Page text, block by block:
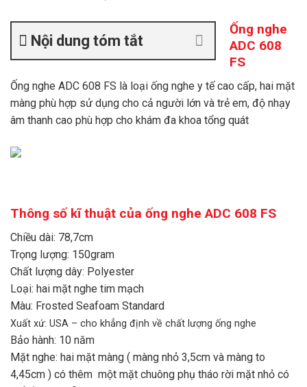
Nội dung tóm tắt
Ống nghe
ADC 608
FS
Ống nghe ADC 608 FS là loại ống nghe y tế cao cấp, hai mặt
màng phù hợp sử dụng cho cả người lớn và trẻ em, độ nhạy
âm thanh cao phù hợp cho khám đa khoa tổng quát
Thông số kĩ thuật của ống nghe ADC 608 FS
Chiều dài: 78,7cm
Trọng lượng: 150gram
Chất lượng dây: Polyester
Loại: hai mặt nghe tim mạch
Màu: Frosted Seafoam Standard
Xuất xứ: USA – cho khẳng định về chất lượng ống nghe
Bảo hành: 10 năm
Mặt nghe: hai mặt màng ( màng nhỏ 3,5cm và màng to
4,45cm ) có thêm một mặt chuông phụ tháo rời mặt nhỏ có